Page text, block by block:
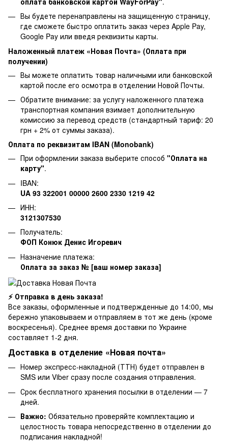
Вы будете перенаправлены на защищенную страницу,
где сможете быстро оплатить заказ через Apple Pay,
Google Pay или введя реквизиты карты.
Наложенный платеж «Новая Почта» (Оплата при
получении)
Вы можете оплатить товар наличными или банковской
картой после его осмотра в отделении Новой Почты.
Обратите внимание: за услугу наложенного платежа
транспортная компания взимает дополнительную
комиссию за перевод средств (стандартный тариф: 20
грн + 2% от суммы заказа).
Оплата по реквизитам IBAN (Monobank)
При оформлении заказа выберите способ "Оплата на
карту".
IBAN:
UA 93 322001 00000 2600 2330 1219 42
ИНН:
3121307530
Получатель:
ФОП Конюк Денис Игоревич
Назначение платежа:
Оплата за заказ № [ваш номер заказа]
⚡ Отправка в день заказа!
Все заказы, оформленные и подтвержденные до 14:00, мы
бережно упаковываем и отправляем в тот же день (кроме
воскресенья). Среднее время доставки по Украине
составляет 1-2 дня.
Доставка в отделение «Новая почта»
Номер экспресс-накладной (ТТН) будет отправлен в
SMS или Viber сразу после создания отправления.
Срок бесплатного хранения посылки в отделении — 7
дней.
Важно: Обязательно проверяйте комплектацию и
целостность товара непосредственно в отделении до
подписания накладной!